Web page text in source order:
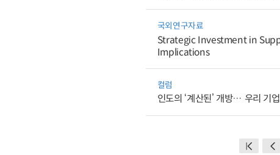
국외연구자료
Strategic Investment in
Implications
컬럼
인도의 ‘계산된’ 개방… 우리 기